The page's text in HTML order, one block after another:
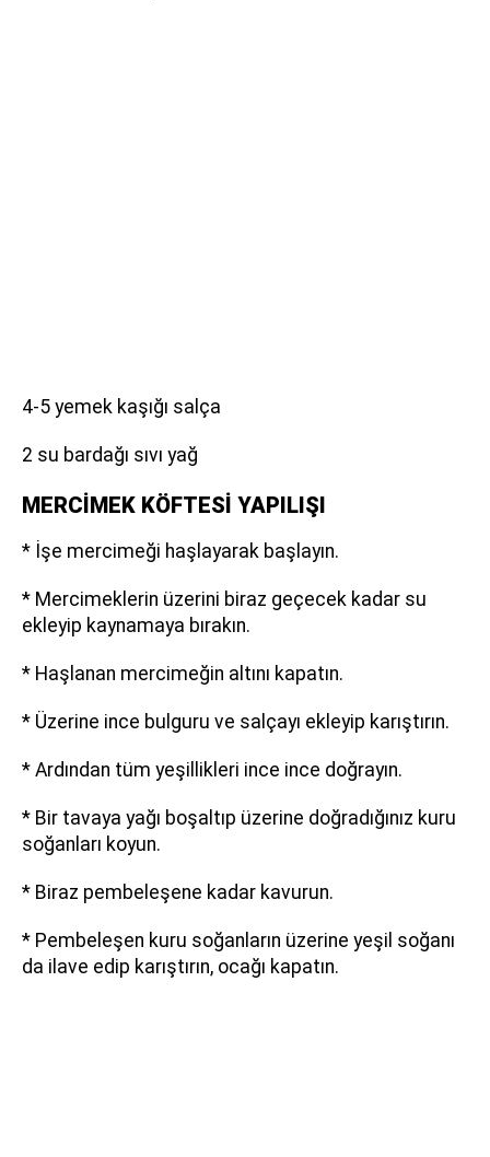
4-5 yemek kaşığı salça
2 su bardağı sıvı yağ
MERCİMEK KÖFTESİ YAPILIŞI
* İşe mercimeği haşlayarak başlayın.
* Mercimeklerin üzerini biraz geçecek kadar su
ekleyip kaynamaya bırakın.
* Haşlanan mercimeğin altını kapatın.
* Üzerine ince bulguru ve salçayı ekleyip karıştırın.
* Ardından tüm yeşillikleri ince ince doğrayın.
* Bir tavaya yağı boşaltıp üzerine doğradığınız kuru
soğanları koyun.
* Biraz pembeleşene kadar kavurun.
* Pembeleşen kuru soğanların üzerine yeşil soğanı
da ilave edip karıştırın, ocağı kapatın.